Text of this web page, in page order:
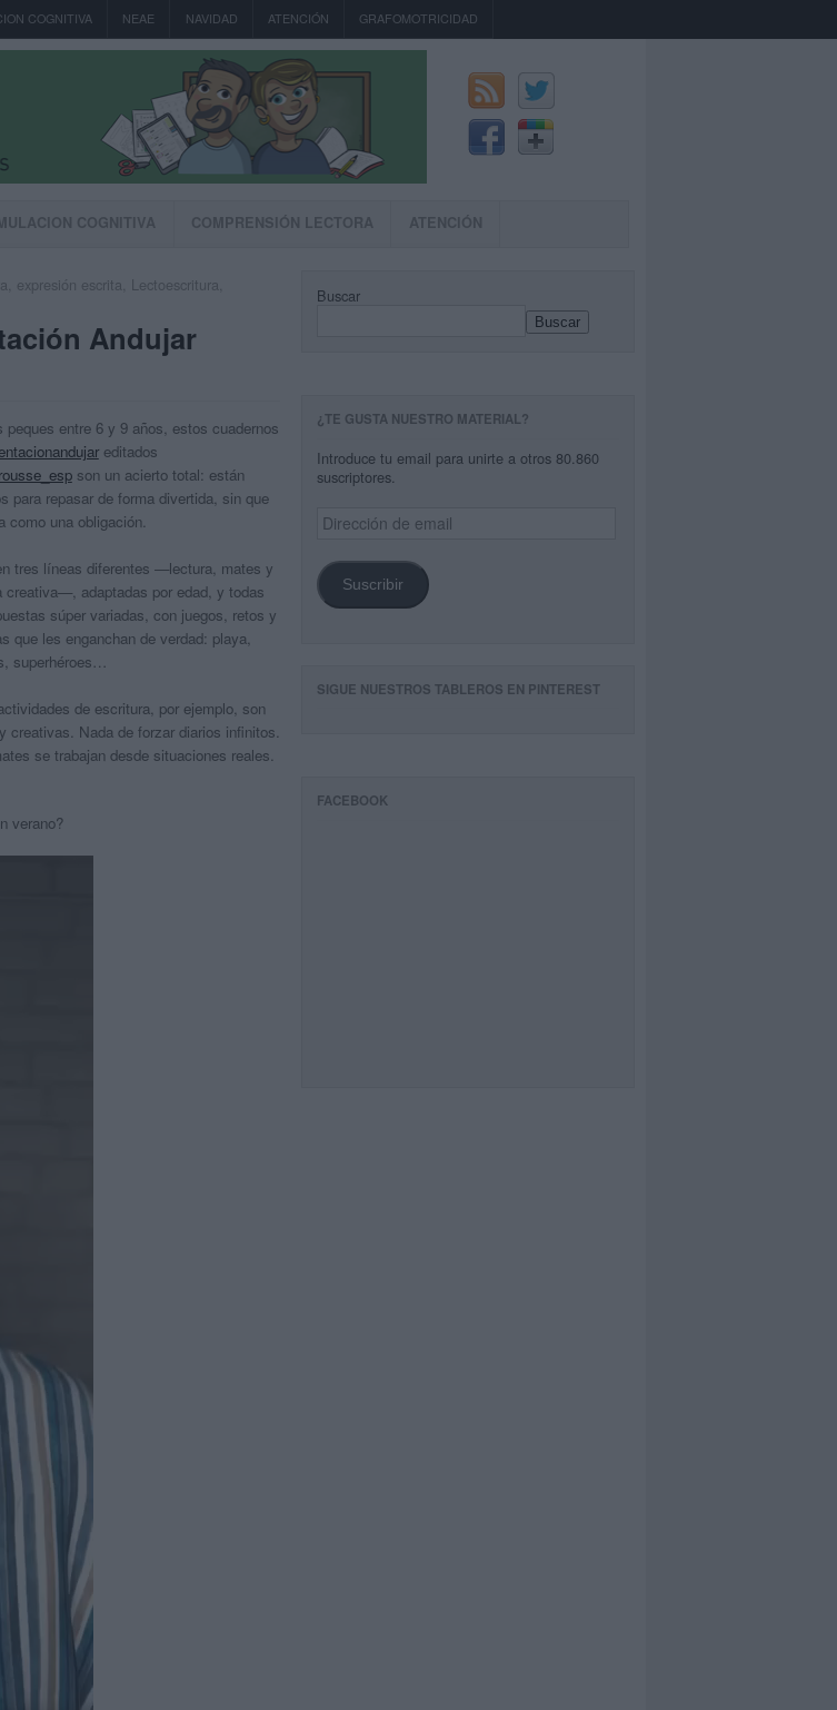
COGNITIVA NEAE NAVIDAD ATENCIÓN GRAFOMOTRICIDAD
COGNITIVA COMPRENSIÓN LECTORA ATENCIÓN
expresión escrita Lectoescritura
Andujar
peques entre 6 y 9 años, estos cuadernos
editados
son un acierto total: están
para repasar de forma divertida, sin que
como una obligación.
tres líneas diferentes —lectura, mates y
creativa—, adaptadas por edad, y todas
súper variadas, con juegos, retos y
que les enganchan de verdad: playa,
superhéroes…
de escritura, por ejemplo, son
creativas. Nada de forzar diarios infinitos.
se trabajan desde situaciones reales.
verano?
Buscar
Buscar
¿TE GUSTA NUESTRO MATERIAL?
Introduce tu email para unirte a otros 80.860
suscriptores.
Dirección
de
Suscribir
SIGUE NUESTROS TABLEROS EN PINTEREST
FACEBOOK